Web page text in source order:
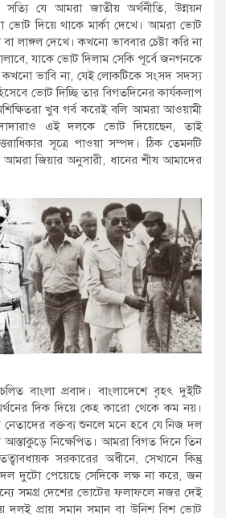
যে আমরা জাতীয় অর্থনীতি, উন্নয়ন
ভোট দিয়ে থাকে মার্কা দেখে। আমরা ভোট
লাঙ্গল দেখে। কখনো ভাববার চেষ্টা করি না
যাকে ভোট দিলাম সেকি পূর্বে জনগনকে
কখনো ভাবি না, যেই লোকটিকে সংসদ সদস্য
ভোট দিচ্ছি তার বিগতদিনের কার্যকলাপ
খুব গর্ব করেই বলি আমরা আওয়ামী
এই দলকে ভোট দিয়েছেন, তাই
সূত্রে পাওয়া সম্পদ। ঠিক তেমনটি
জিয়ার অনুসারী, ধানের শীষ আমাদের
বাংলা প্রবাদ। বাংলাদেশে বৃহৎ দুইটি
দিক দিয়ে কেহ কারো থেকে কম নয়।
বক্তব্য শুনলে মনে হবে যে নিজ দল
নিক্ষেপিত। আমরা বিগত দিনে তিন
সরকারের অধীনে, সেখানে কিন্তু
দুটো পেয়েছে সেদিকে লক্ষ না করে, জন
সমগ্র দেশের ভোটের ফলাফলে নজর দেই
দলই প্রায় সমান সমান বা উনিশ বিশ ভোট